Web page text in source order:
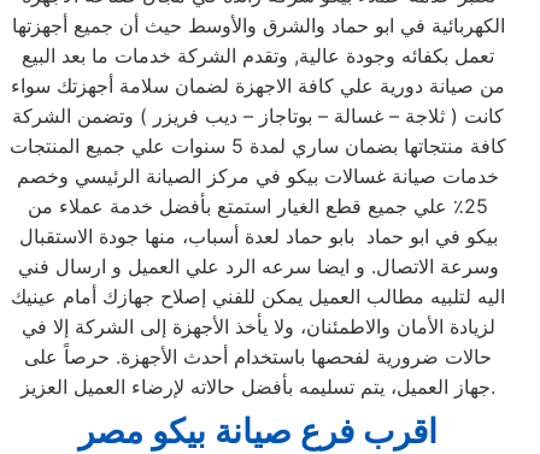
الكهربائية في ابو حماد والشرق والأوسط حيث أن جميع أجهزتها
تعمل بكفائه وجودة عالية, وتقدم الشركة خدمات ما بعد البيع
من صيانة دورية علي كافة الاجهزة لضمان سلامة أجهزتك سواء
كانت ( ثلاجة – غسالة – بوتاجاز – ديب فريزر ) وتضمن الشركة
كافة منتجاتها بضمان ساري لمدة 5 سنوات علي جميع المنتجات
خدمات صيانة غسالات بيكو في مركز الصيانة الرئيسي وخصم
25٪ علي جميع قطع الغيار استمتع بأفضل خدمة عملاء من
بيكو في ابو حماد بابو حماد لعدة أسباب، منها جودة الاستقبال
وسرعة الاتصال. و ايضا سرعه الرد علي العميل و ارسال فني
اليه لتلبيه مطالب العميل يمكن للفني إصلاح جهازك أمام عينيك
لزيادة الأمان والاطمئنان، ولا يأخذ الأجهزة إلى الشركة إلا في
حالات ضرورية لفحصها باستخدام أحدث الأجهزة. حرصاً على
جهاز العميل، يتم تسليمه بأفضل حالاته لإرضاء العميل العزيز.
اقرب فرع صيانة بيكو مصر